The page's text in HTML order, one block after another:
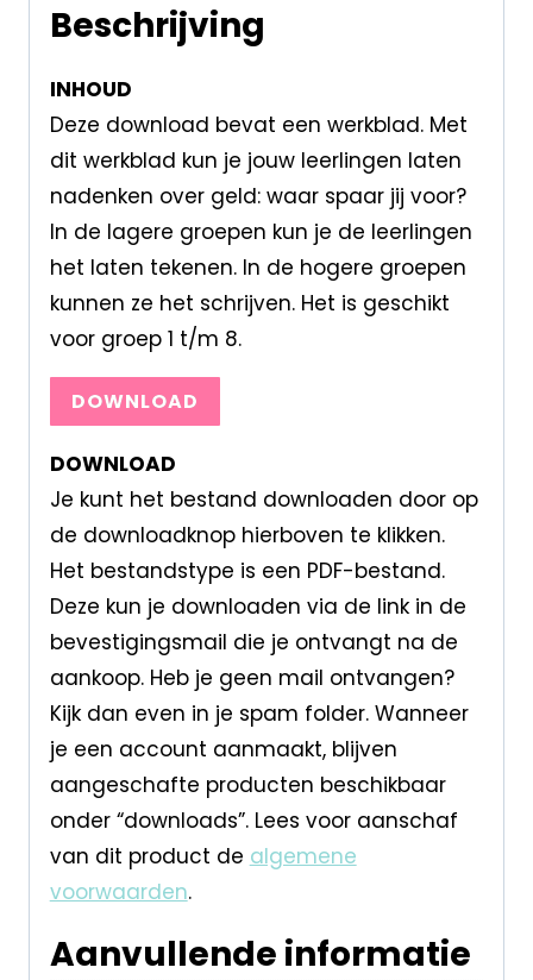
Beschrijving
INHOUD
Deze download bevat een werkblad. Met
dit werkblad kun je jouw leerlingen laten
nadenken over geld: waar spaar jij voor?
In de lagere groepen kun je de leerlingen
het laten tekenen. In de hogere groepen
kunnen ze het schrijven. Het is geschikt
voor groep 1 t/m 8.
DOWNLOAD
DOWNLOAD
Je kunt het bestand downloaden door op
de downloadknop hierboven te klikken.
Het bestandstype is een PDF-bestand.
Deze kun je downloaden via de link in de
bevestigingsmail die je ontvangt na de
aankoop. Heb je geen mail ontvangen?
Kijk dan even in je spam folder. Wanneer
je een account aanmaakt, blijven
aangeschafte producten beschikbaar
onder “downloads”. Lees voor aanschaf
van dit product de algemene
voorwaarden.
Aanvullende informatie